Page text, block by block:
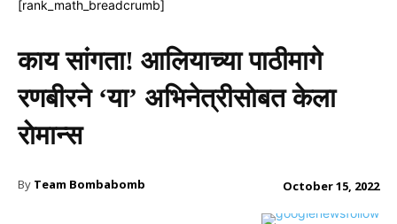
[rank_math_breadcrumb]
काय सांगता! आलियाच्या पाठीमागे
रणबीरने ‘या’ अभिनेत्रीसाेबत केला
राेमान्स
By Team Bombabomb October 15, 2022